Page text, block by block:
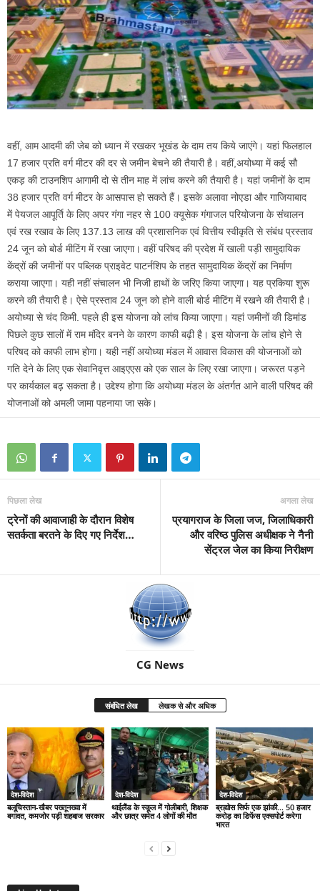
वहीं, आम आदमी की जेब को ध्यान में रखकर भूखंड के दाम तय किये जाएंगे। यहां फिलहाल
17 हजार प्रति वर्ग मीटर की दर से जमीन बेचने की तैयारी है। वहीं,अयोध्या में कई सौ
एकड़ की टाउनशिप आगामी दो से तीन माह में लांच करने की तैयारी है। यहां जमीनों के दाम
38 हजार प्रति वर्ग मीटर के आसपास हो सकते हैं। इसके अलावा नोएडा और गाजियाबाद
में पेयजल आपूर्ति के लिए अपर गंगा नहर से 100 क्यूसेक गंगाजल परियोजना के संचालन
एवं रख रखाव के लिए 137.13 लाख की प्रशासनिक एवं वित्तीय स्वीकृति से संबंध प्रस्ताव
24 जून को बोर्ड मीटिंग में रखा जाएगा। वहीं परिषद की प्रदेश में खाली पड़ी सामुदायिक
केंद्रों की जमीनों पर पब्लिक प्राइवेट पाटर्नशिप के तहत सामुदायिक केंद्रों का निर्माण
कराया जाएगा। यही नहीं संचालन भी निजी हाथों के जरिए किया जाएगा। यह प्रकिया शुरू
करने की तैयारी है। ऐसे प्रस्ताव 24 जून को होने वाली बोर्ड मीटिंग में रखने की तैयारी है।
अयोध्या से चंद किमी. पहले ही इस योजना को लांच किया जाएगा। यहां जमीनों की डिमांड
पिछले कुछ सालों में राम मंदिर बनने के कारण काफी बढ़ी है। इस योजना के लांच होने से
परिषद को काफी लाभ होगा। यही नहीं अयोध्या मंडल में आवास विकास की योजनाओं को
गति देने के लिए एक सेवानिवृत्त आइएएस को एक साल के लिए रखा जाएगा। जरूरत पड़ने
पर कार्यकाल बढ़ सकता है। उद्देश्य होगा कि अयोध्या मंडल के अंतर्गत आने वाली परिषद की
योजनाओं को अमली जामा पहनाया जा सके।
पिछला लेख
ट्रेनों की आवाजाही के दौरान विशेष
सतर्कता बरतने के दिए गए निर्देश…
अगला लेख
प्रयागराज के जिला जज, जिलाधिकारी
और वरिष्‍ठ पुलिस अधीक्षक ने नैनी
सेंट्रल जेल का किया निरीक्षण
CG News
संबंधित लेख लेखक से और अधिक
देश-विदेश
बलूचिस्तान-खैबर पख्तूनख्वा में
बगावत, कमजोर पड़ी शहबाज सरकार
देश-विदेश
थाईलैंड के स्कूल में गोलीबारी, शिक्षक
और छात्र समेत 4 लोगों की मौत
देश-विदेश
ब्रह्मोस सिर्फ एक झांकी… 50 हजार
करोड़ का डिफेंस एक्सपोर्ट करेगा
भारत